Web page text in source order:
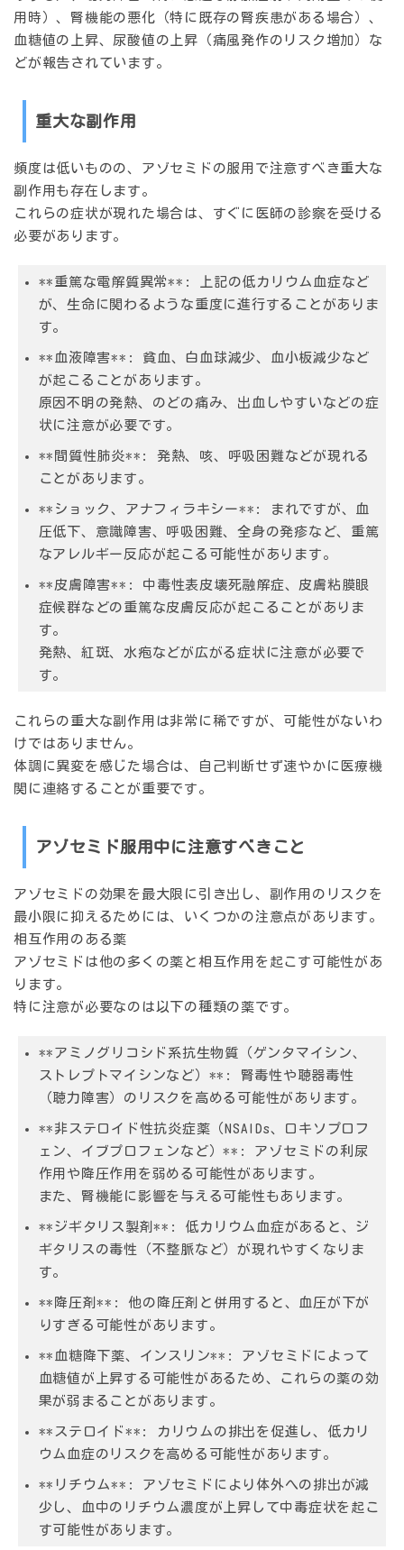
用時）、腎機能の悪化（特に既存の腎疾患がある場合）、
血糖値の上昇、尿酸値の上昇（痛風発作のリスク増加）な
どが報告されています。
重大な副作用
頻度は低いものの、アゾセミドの服用で注意すべき重大な
副作用も存在します。
これらの症状が現れた場合は、すぐに医師の診察を受ける
必要があります。
**重篤な電解質異常**: 上記の低カリウム血症など
が、生命に関わるような重度に進行することがありま
す。
**血液障害**: 貧血、白血球減少、血小板減少など
が起こることがあります。
原因不明の発熱、のどの痛み、出血しやすいなどの症
状に注意が必要です。
**間質性肺炎**: 発熱、咳、呼吸困難などが現れる
ことがあります。
**ショック、アナフィラキシー**: まれですが、血
圧低下、意識障害、呼吸困難、全身の発疹など、重篤
なアレルギー反応が起こる可能性があります。
**皮膚障害**: 中毒性表皮壊死融解症、皮膚粘膜眼
症候群などの重篤な皮膚反応が起こることがありま
す。
発熱、紅斑、水疱などが広がる症状に注意が必要で
す。
これらの重大な副作用は非常に稀ですが、可能性がないわ
けではありません。
体調に異変を感じた場合は、自己判断せず速やかに医療機
関に連絡することが重要です。
アゾセミド服用中に注意すべきこと
アゾセミドの効果を最大限に引き出し、副作用のリスクを
最小限に抑えるためには、いくつかの注意点があります。
相互作用のある薬
アゾセミドは他の多くの薬と相互作用を起こす可能性があ
ります。
特に注意が必要なのは以下の種類の薬です。
**アミノグリコシド系抗生物質（ゲンタマイシン、
ストレプトマイシンなど）**: 腎毒性や聴器毒性
（聴力障害）のリスクを高める可能性があります。
**非ステロイド性抗炎症薬（NSAIDs、ロキソプロフ
ェン、イブプロフェンなど）**: アゾセミドの利尿
作用や降圧作用を弱める可能性があります。
また、腎機能に影響を与える可能性もあります。
**ジギタリス製剤**: 低カリウム血症があると、ジ
ギタリスの毒性（不整脈など）が現れやすくなりま
す。
**降圧剤**: 他の降圧剤と併用すると、血圧が下が
りすぎる可能性があります。
**血糖降下薬、インスリン**: アゾセミドによって
血糖値が上昇する可能性があるため、これらの薬の効
果が弱まることがあります。
**ステロイド**: カリウムの排出を促進し、低カリ
ウム血症のリスクを高める可能性があります。
**リチウム**: アゾセミドにより体外への排出が減
少し、血中のリチウム濃度が上昇して中毒症状を起こ
す可能性があります。